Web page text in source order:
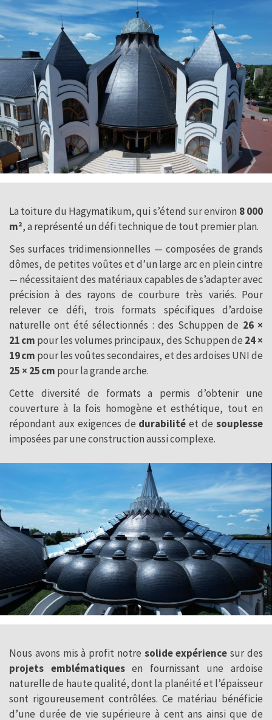
La toiture du Hagymatikum, qui s’étend sur environ 8 000
m², a représenté un défi technique de tout premier plan.
Ses surfaces tridimensionnelles — composées de grands
dômes, de petites voûtes et d’un large arc en plein cintre
— nécessitaient des matériaux capables de s’adapter avec
précision à des rayons de courbure très variés. Pour
relever ce défi, trois formats spécifiques d’ardoise
naturelle ont été sélectionnés : des Schuppen de 26 ×
21 cm pour les volumes principaux, des Schuppen de 24 ×
19 cm pour les voûtes secondaires, et des ardoises UNI de
25 × 25 cm pour la grande arche.
Cette diversité de formats a permis d’obtenir une
couverture à la fois homogène et esthétique, tout en
répondant aux exigences de durabilitéet desouplesse
imposées par une construction aussi complexe.
Nous avons mis à profit notre solide expérience sur des
projets emblématiquesen fournissant une ardoise
naturelle de haute qualité, dont la planéité et l’épaisseur
sont rigoureusement contrôlées. Ce matériau bénéficie
d’une durée de vie supérieure à cent ans ainsi que de